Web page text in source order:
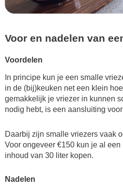
Voor en nadelen van
Voordelen
In principe kun je een smalle
in de (bij)keuken net een klein
gemakkelijk je vriezer in kunnen
nodig hebt, is een aansluiting
Daarbij zijn smalle vriezers vaak
Voor ongeveer €150 kun je al
inhoud van 30 liter kopen.
Nadelen